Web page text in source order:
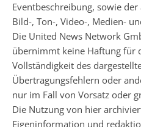
Eventbeschreibung, sowie der
Bild-, Ton-, Video-, Medien-
Die United News Network
übernimmt keine Haftung für
Vollständigkeit des
Übertragungsfehlern oder
nur im Fall von Vorsatz oder
Die Nutzung von hier
Eigeninformation und